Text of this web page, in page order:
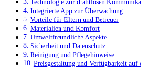
Technologie zur drahtlosen
Integrierte App zur Überwachung
Vorteile für Eltern und Betreuer
Materialien und Komfort
Umweltfreundliche Aspekte
Sicherheit und Datenschutz
Reinigung und Pflegehinweise
Preisgestaltung und Verfügbarkeit auf